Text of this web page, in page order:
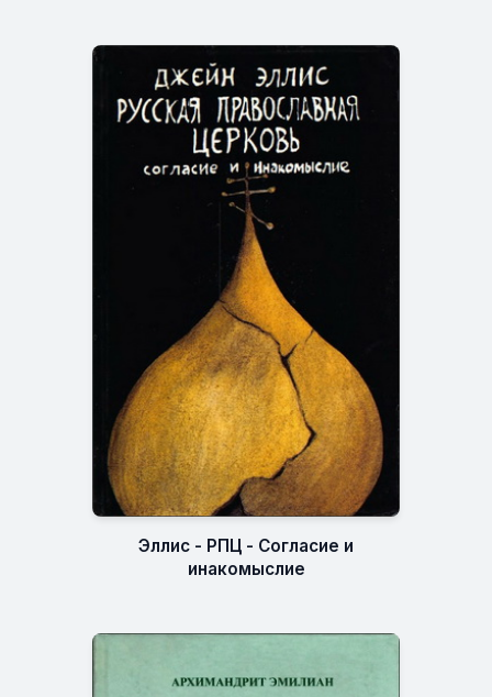
Эллис - РПЦ - Согласие и
инакомыслие